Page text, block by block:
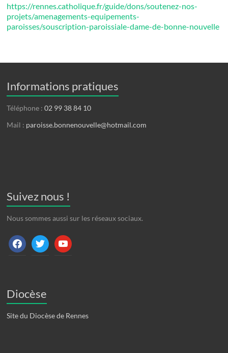
https://rennes.catholique.fr/guide/dons/soutenez-nos-
projets/amenagements-equipements-
paroisses/souscription-paroissiale-dame-de-bonne-nouvelle
Informations pratiques
Téléphone :02 99 38 84 10
Mail : paroisse.bonnenouvelle@hotmail.com
Suivez nous !
Nous sommes aussi sur les réseaux sociaux.
facebooktwitter youtube
Diocèse
Site du Diocèse de Rennes